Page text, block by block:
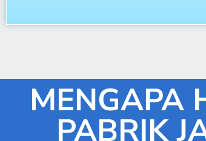
MENGAPA
PABRIK